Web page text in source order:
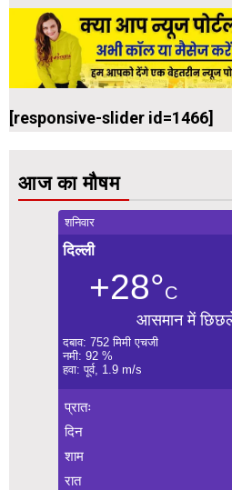
[responsive-slider id=1466]
आज का मौषम
शनिवार
दिल्ली
+28°C
आसमान में
दबाव: 752 मिमी एचजी
नमी: 92 %
हवा: पूर्व, 1.9 m/s
प्रातः
दिन
शाम
रात